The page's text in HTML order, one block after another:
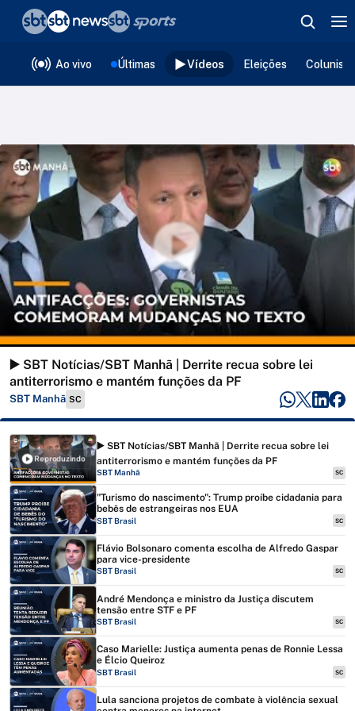
Ao vivo Últimas Vídeos Eleições
▶️ SBT Notícias/SBT Manhã | Derrite recua sobre lei
antiterrorismo e mantém funções da PF
SBT Manhã SC
Reproduzindo
▶️ SBT Notícias/SBT Manhã | Derrite recua sobre lei
antiterrorismo e mantém funções da PF
SBT Manhã SC
"Turismo do nascimento": Trump proíbe cidadania para
bebês de estrangeiras nos EUA
SBT Brasil SC
Flávio Bolsonaro comenta escolha de Alfredo Gaspar
para vice-presidente
SBT Brasil SC
André Mendonça e ministro da Justiça discutem
tensão entre STF e PF
SBT Brasil SC
Caso Marielle: Justiça aumenta penas de Ronnie Lessa
e Élcio Queiroz
SBT Brasil SC
Lula sanciona projetos de combate à violência sexual
❮voltar
Editorias